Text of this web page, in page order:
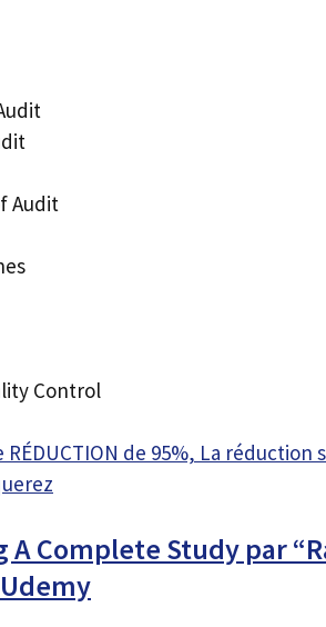
Audit
Control
de 95%, La
A Complete Study par
Udemy